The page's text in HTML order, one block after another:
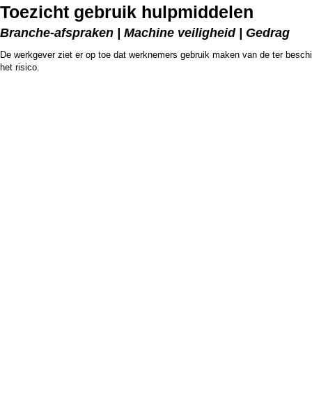
Toezicht gebruik hulpmiddelen
Branche-afspraken | Machine veiligheid | Gedrag
De werkgever ziet er op toe dat werknemers gebruik maken van de ter
het risico.